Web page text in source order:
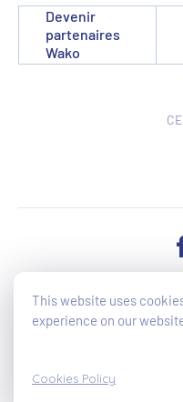
Devenir
partenaires
Wako
©2025 Wako - All Rights
This website uses
experience on our
Cookies Policy